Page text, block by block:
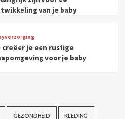
van je baby
creëer je een rustige
voor je baby
GEZONDHEID KLEDING